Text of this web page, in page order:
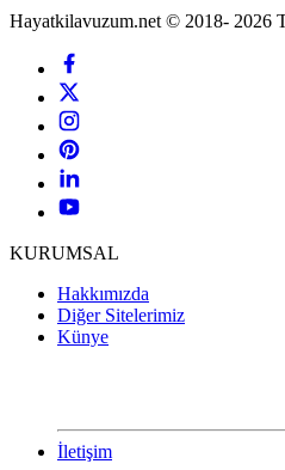
Hayatkilavuzum.net © 2018- 2026
KURUMSAL
Hakkımızda
Diğer Sitelerimiz
Künye
İletişim